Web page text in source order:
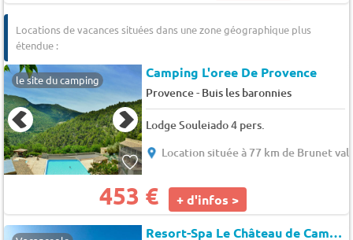
Locations de vacances situées dans une zone géographique plus
étendue :
le site du camping Camping L'oree De Provence
Provence- Buis les baronnies
Lodge Souleiado 4 pers.
Location située à 77 km de Brunet
453 € + d'infos >
Resort-Spa Le Château de Camiole